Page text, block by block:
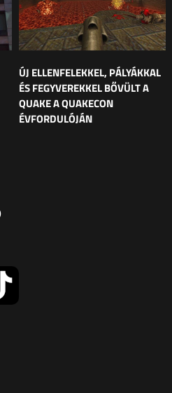
ÚJ ELLENFELEKKEL, PÁLYÁKKAL
ÉS FEGYVEREKKEL BŐVÜLT A
QUAKE A QUAKECON
ÉVFORDULÓJÁN